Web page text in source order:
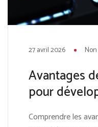
27 avril 2026
Avantages
pour
entreprise
Comprendre les